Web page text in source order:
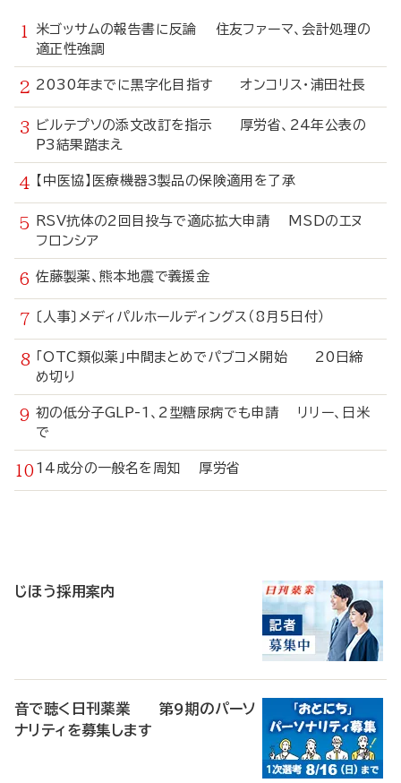
米ゴッサムの報告書に反論 住友ファーマ、会計処理の
適正性強調
2030年までに黒字化目指す オンコリス・浦田社長
ビルテプソの添文改訂を指示 厚労省、24年公表の
P3結果踏まえ
【中医協】医療機器3製品の保険適用を了承
RSV抗体の2回目投与で適応拡大申請 MSDのエヌ
フロンシア
佐藤製薬、熊本地震で義援金
〔人事〕メディパルホールディングス（8月5日付）
「OTC類似薬」中間まとめでパブコメ開始 20日締
め切り
初の低分子GLP-1、2型糖尿病でも申請 リリー、日米
で
14成分の一般名を周知 厚労省
じほう採用案内
音で聴く日刊薬業 第9期のパーソ
ナリティを募集します